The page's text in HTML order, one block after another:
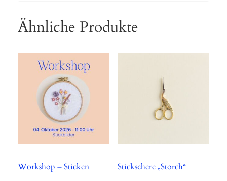
Ähnliche Produkte
Workshop – Sticken
Stickschere „Storch“